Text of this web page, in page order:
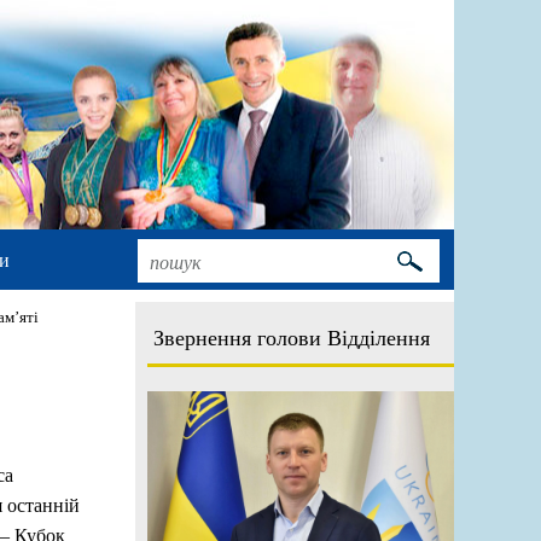
Звернення голови Відділення
Кубок